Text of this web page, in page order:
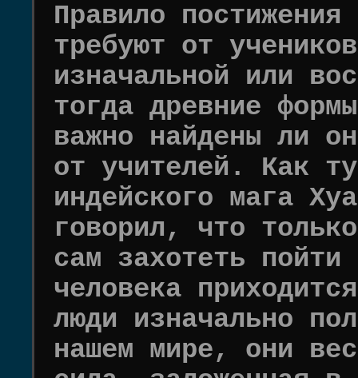
Правило
требуют от
изначальной или
тогда древние
важно найдены ли
от учителей. Как
индейского мага
говорил, что
сам захотеть
человека
люди изначально
нашем мире, они